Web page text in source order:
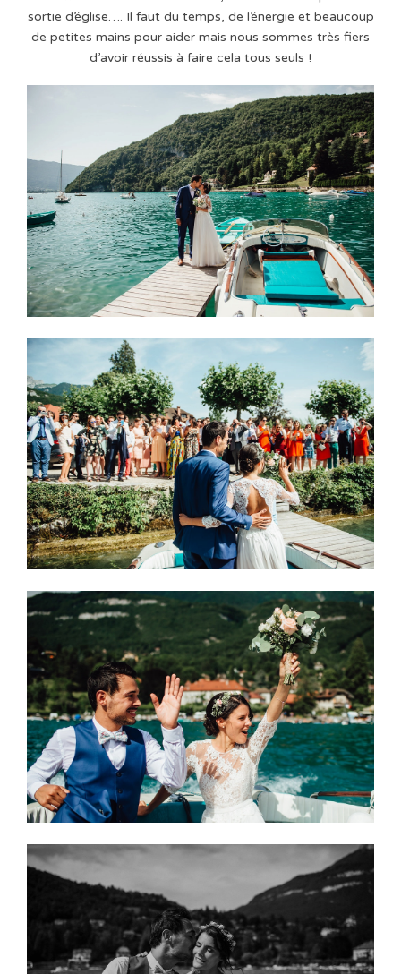
sortie d’église…. Il faut du temps, de l’énergie et beaucoup
de petites mains pour aider mais nous sommes très fiers
d’avoir réussis à faire cela tous seuls !